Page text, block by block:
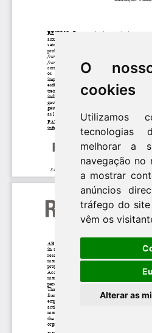
O
cookies
Utilizamos
tecnologias
melhorar a
navegação no
a mostrar
anúncios
tráfego do
vêm os
Alterar as